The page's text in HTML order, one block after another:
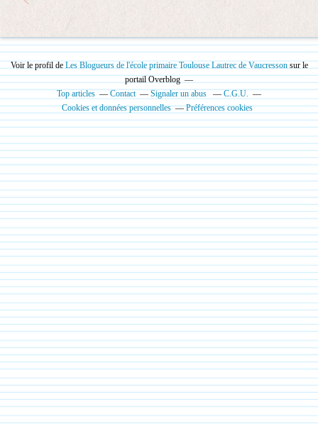
Voir le profil de Les Blogueurs de l'école primaire Toulouse Lautrec de Vaucressonsur le
portail Overblog
Top articles
Contact Signaler un abus
C.G.U.
Cookies et données personnelles
Préférences cookies